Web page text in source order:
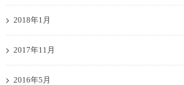
2018年1月
2017年11月
2016年5月